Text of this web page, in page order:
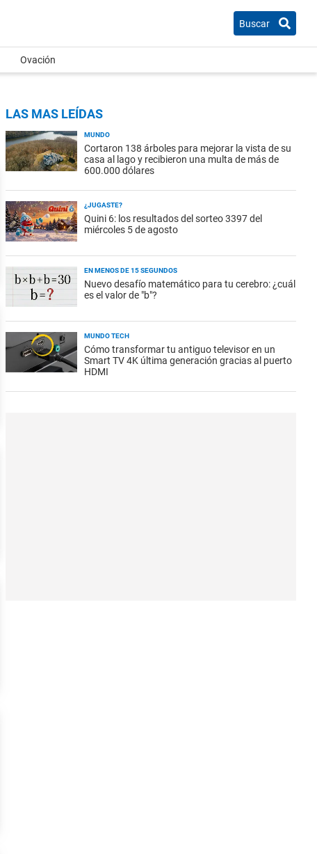
Buscar
Ovación
LAS MAS LEÍDAS
MUNDO
Cortaron 138 árboles para mejorar la vista de su
casa al lago y recibieron una multa de más de
600.000 dólares
¿JUGASTE?
Quini 6: los resultados del sorteo 3397 del
miércoles 5 de agosto
EN MENOS DE 15 SEGUNDOS
Nuevo desafío matemático para tu cerebro: ¿cuál
es el valor de "b"?
MUNDO TECH
Cómo transformar tu antiguo televisor en un
Smart TV 4K última generación gracias al puerto
HDMI